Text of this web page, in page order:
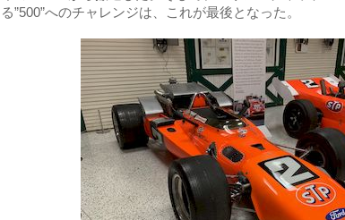
る”500”へのチャレンジは、これが最後となった。